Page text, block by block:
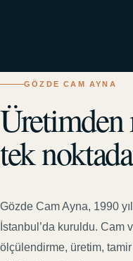
GÖZDE CAM AYNA
Üretimden
tek
Gözde Cam Ayna, 1990
İstanbul’da kuruldu. Cam
ölçülendirme, üretim,